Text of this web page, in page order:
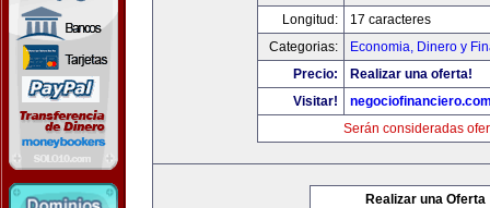
Longitud:
17 caracteres
Categorias:
Economia, Dinero y
Precio:
Realizar una oferta!
Visitar!
Serán consideradas
Realizar una Oferta